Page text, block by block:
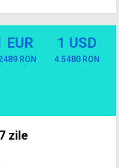
EUR
RON
1 USD
4.5480 RON
zile